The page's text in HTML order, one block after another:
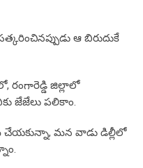
ఆ బిరుదుకే
రంగారెడ్డి జిల్లాలో
జేజేలు పలికాం.
చేయకున్నా, మన వాడు డిల్లీలో